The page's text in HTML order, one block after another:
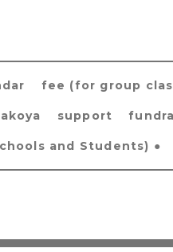
fee (for group
support
and Students) ●